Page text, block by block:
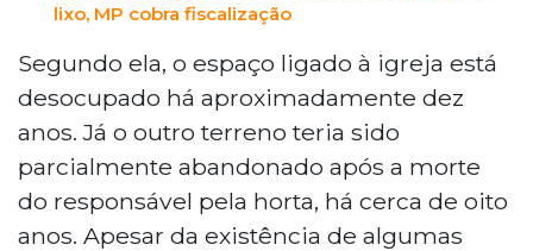
lixo, MP cobra fiscalização
Segundo ela, o espaço ligado à igreja está
desocupado há aproximadamente dez
anos. Já o outro terreno teria sido
parcialmente abandonado após a morte
do responsável pela horta, há cerca de oito
anos. Apesar da existência de algumas